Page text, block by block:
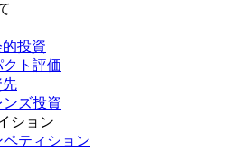
投資
ト評価
先
ンズ投資
ション
ペティション